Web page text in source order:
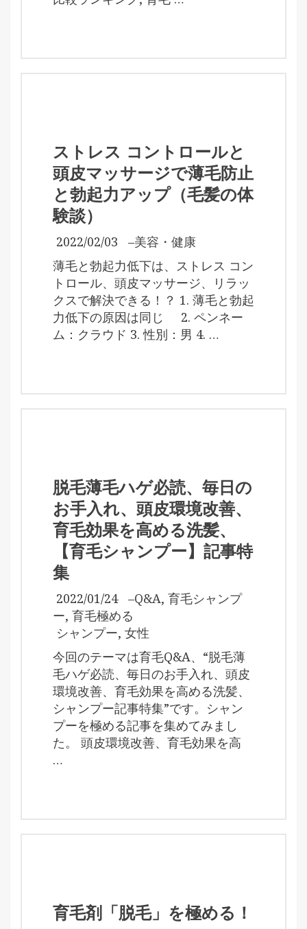
ストレス コントロールと
頭皮マッサージで薄毛防止
と勃起力アップ（毛髪の体
験談）
2022/02/03 –美容・健康
薄毛と勃起力低下は、ストレス コン
トロール、頭皮マッサージ、リラッ
クスで解決できる！？ 1. 薄毛と勃起
力低下の原因は同じ 2. ペンネー
ム：クラウド 3. 性別：男 4. …
脱毛薄毛ハゲ必読、毎日の
お手入れ、頭皮環境改善、
育毛効果を高める洗髪、
【育毛シャンプー】記事特
集
2022/01/24 –Q&A, 育毛シャンプ
ー, 育毛極める
シャンプー, 女性
今回のテーマは育毛Q&A、“脱毛薄
毛ハゲ必読、毎日のお手入れ、頭皮
環境改善、育毛効果を高める洗髪、
シャンプー記事特集”です。シャン
プーを極める記事を集めてみまし
た。 頭皮環境改善、育毛効果を高
…
育毛剤「脱毛」を極める！